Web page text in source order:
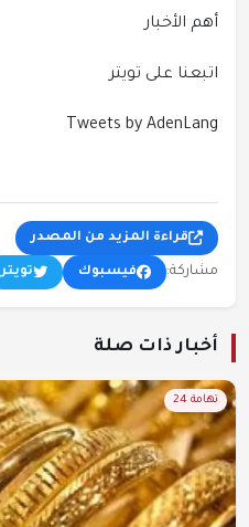
أهم الأخبار
اتبعنا على تويتر
Tweets by AdenLang
قراءة المزيد من المصدر
مشاركة: فيسبوك تويتر
أخبار ذات صلة
تهامة 24